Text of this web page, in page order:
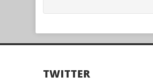
TWITTER